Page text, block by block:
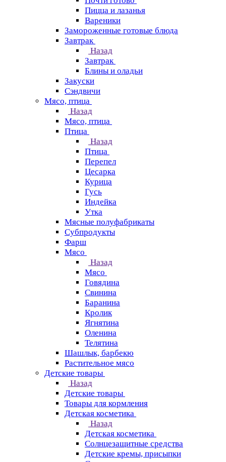
Пицца и лазанья
Вареники
Замороженные готовые блюда
Завтрак
Назад
Завтрак
Блины и оладьи
Закуски
Сэндвичи
Мясо, птица
Назад
Мясо, птица
Птица
Назад
Птица
Перепел
Цесарка
Курица
Гусь
Индейка
Утка
Мясные полуфабрикаты
Субпродукты
Фарш
Мясо
Назад
Мясо
Говядина
Свинина
Баранина
Кролик
Ягнятина
Оленина
Телятина
Шашлык, барбекю
Растительное мясо
Детские товары
Назад
Детские товары
Товары для кормления
Детская косметика
Назад
Детская косметика
Солнцезащитные средства
Детские кремы, присыпки